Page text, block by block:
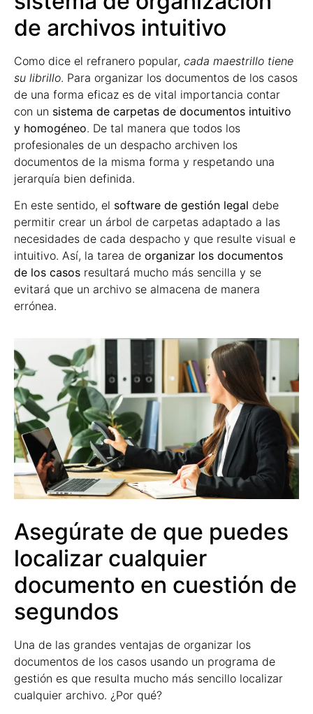
de archivos intuitivo
Como dice el refranero popular, cada maestrillo tiene
su librillo. Para organizar los documentos de los casos
de una forma eficaz es de vital importancia contar
con un sistema de carpetas de documentos intuitivo
y homogéneo. De tal manera que todos los
profesionales de un despacho archiven los
documentos de la misma forma y respetando una
jerarquía bien definida.
En este sentido, el software de gestión legal debe
permitir crear un árbol de carpetas adaptado a las
necesidades de cada despacho y que resulte visual e
intuitivo. Así, la tarea de organizar los documentos
de los casos resultará mucho más sencilla y se
evitará que un archivo se almacena de manera
errónea.
Asegúrate de que puedes
localizar cualquier
documento en cuestión de
segundos
Una de las grandes ventajas de organizar los
documentos de los casos usando un programa de
gestión es que resulta mucho más sencillo localizar
cualquier archivo. ¿Por qué?